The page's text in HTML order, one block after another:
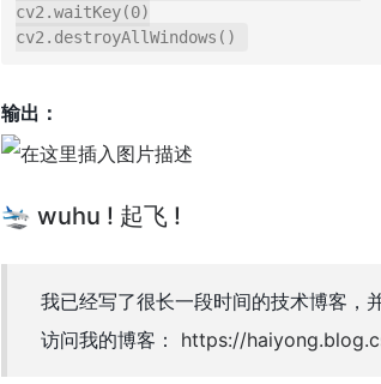
cv2.waitKey(0)
输出：
🛬 wuhu ! 起飞 !
我已经写了很长一段时间的技术博客，
访问我的博客： https://